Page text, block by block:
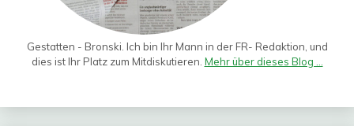
Gestatten - Bronski. Ich bin Ihr Mann in der FR- Redaktion, und
dies ist Ihr Platz zum Mitdiskutieren. Mehr über dieses Blog ...